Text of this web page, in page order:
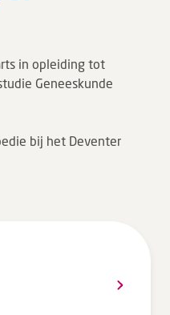
in opleiding tot
Geneeskunde
bij het Deventer